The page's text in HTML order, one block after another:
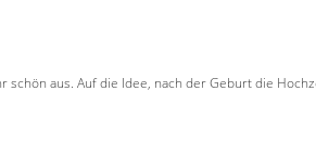
aus. Auf die Idee, nach der Geburt die